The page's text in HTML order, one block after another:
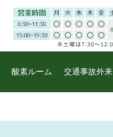
酸素ルーム 交通事故外来